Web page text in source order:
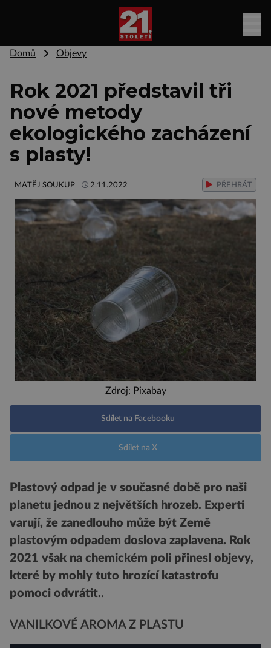
Domů Objevy
Rok 2021 představil tři
nové metody
ekologického zacházení
s plasty!
MATĚJ SOUKUP 2.11.2022 PŘEHRÁT
Zdroj: Pixabay
Sdílet na Facebooku
Sdílet na X
Plastový odpad je v současné době pro naši
planetu jednou z největších hrozeb. Experti
varují, že zanedlouho může být Země
plastovým odpadem doslova zaplavena. Rok
2021 však na chemickém poli přinesl objevy,
které by mohly tuto hrozící katastrofu
pomoci odvrátit..
VANILKOVÉ AROMA Z PLASTU